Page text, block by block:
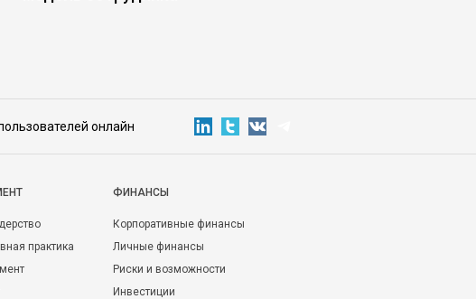
онлайн
практика
ФИНАНСЫ
Корпоративные финансы
Личные финансы
Риски и возможности
Инвестиции